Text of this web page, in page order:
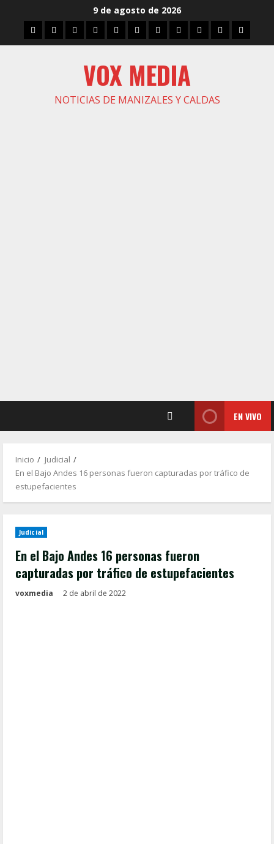
contenido
9 de agosto de 2026
InicioCaldasManizales
PolíticaMunicipios
Vías
Zona
Verde
Caricatura
ConarteCrónicas
VOX MEDIA
NOTICIAS DE MANIZALES Y CALDAS
EN VIVO
Inicio
Judicial
En el Bajo Andes 16 personas fueron capturadas por tráfico de
estupefacientes
Judicial
En el Bajo Andes 16 personas fueron
capturadas por tráfico de estupefacientes
voxmedia 2 de abril de 2022